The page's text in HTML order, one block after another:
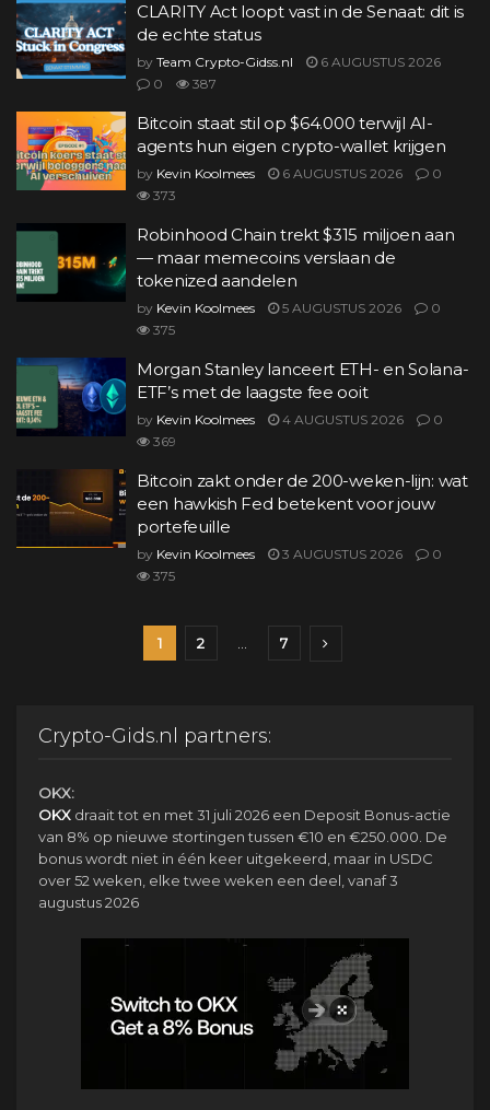
CLARITY Act loopt vast in de Senaat: dit is
de echte status
by Team Crypto-Gidss.nl
6 AUGUSTUS 2026
0
387
Bitcoin staat stil op $64.000 terwijl AI-
agents hun eigen crypto-wallet krijgen
by Kevin Koolmees 6 AUGUSTUS 2026
0
373
Robinhood Chain trekt $315 miljoen aan
— maar memecoins verslaan de
tokenized aandelen
by Kevin Koolmees 5 AUGUSTUS 2026
0
375
Morgan Stanley lanceert ETH- en Solana-
ETF’s met de laagste fee ooit
by Kevin Koolmees 4 AUGUSTUS 2026
0
369
Bitcoin zakt onder de 200-weken-lijn: wat
een hawkish Fed betekent voor jouw
portefeuille
by Kevin Koolmees 3 AUGUSTUS 2026
0
375
1 2 7
Crypto-Gids.nl partners:
OKX:
OKX draait tot en met 31 juli 2026 een Deposit Bonus-actie
van 8% op nieuwe stortingen tussen €10 en €250.000. De
bonus wordt niet in één keer uitgekeerd, maar in USDC
over 52 weken, elke twee weken een deel, vanaf 3
augustus 2026